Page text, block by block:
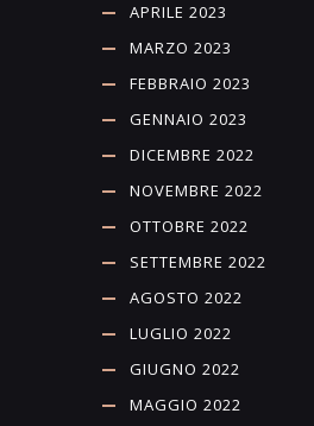
APRILE 2023
MARZO 2023
FEBBRAIO 2023
GENNAIO 2023
DICEMBRE 2022
NOVEMBRE 2022
OTTOBRE 2022
SETTEMBRE 2022
AGOSTO 2022
LUGLIO 2022
GIUGNO 2022
MAGGIO 2022